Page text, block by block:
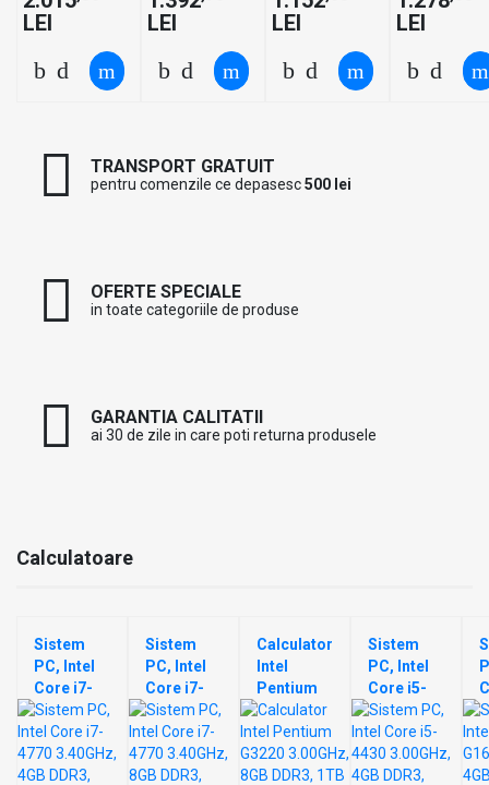
Home
LEI
Windows 10
Home
LEI
7470/1GB,
DVD-RW
LEI
4600, DVD-
RW
LEI
TRANSPORT GRATUIT
pentru comenzile ce depasesc500 lei
OFERTE SPECIALE
in toate categoriile de produse
GARANTIA CALITATII
ai 30 de zile in care poti returna produsele
Calculatoare
Sistem
PC, Intel
Core i7-
4770
3.40GHz,
4GB
DDR3,
Sistem
PC, Intel
Core i7-
4770
3.40GHz,
8GB
DDR3,
Calculator
Intel
Pentium
G3220
3.00GHz,
8GB
DDR3,
Sistem
PC, Intel
Core i5-
4430
3.00GHz,
4GB
DDR3,